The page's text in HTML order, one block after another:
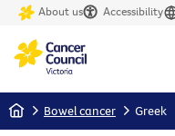
About us Accessibility
Home Bowel cancer Greek